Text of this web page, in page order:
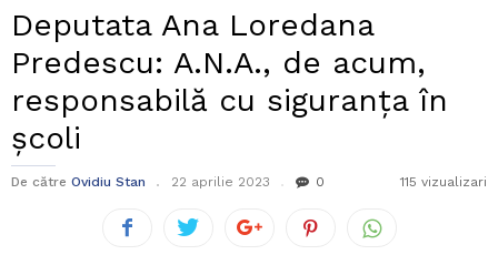
Deputata Ana Loredana
Predescu: A.N.A., de acum,
responsabilă cu siguranța în
școli
De către Ovidiu Stan 22 aprilie 2023 0 115 vizualizari